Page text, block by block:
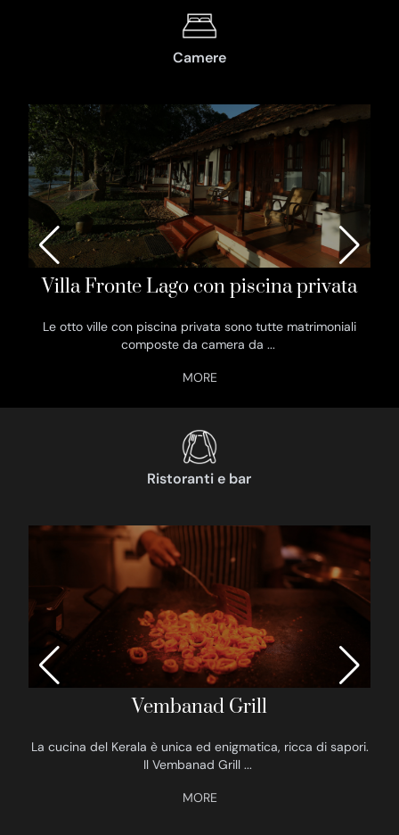
Camere
Villa Fronte Lago con piscina privata
Le otto ville con piscina privata sono tutte matrimoniali
composte da camera da ...
Ristoranti e bar
Vembanad Grill
La cucina del Kerala è unica ed enigmatica, ricca di sapori.
Il Vembanad Grill ...